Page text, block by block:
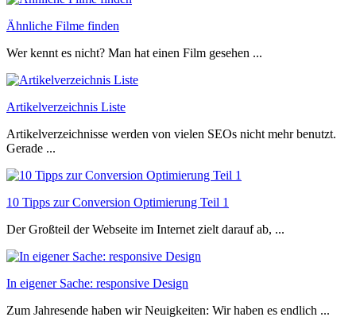
Ähnliche Filme finden
Wer kennt es nicht? Man hat einen Film gesehen ...
Artikelverzeichnis Liste
Artikelverzeichnisse werden von vielen SEOs nicht mehr benutzt.
Gerade ...
10 Tipps zur Conversion Optimierung Teil 1
Der Großteil der Webseite im Internet zielt darauf ab, ...
In eigener Sache: responsive Design
Zum Jahresende haben wir Neuigkeiten: Wir haben es endlich ...